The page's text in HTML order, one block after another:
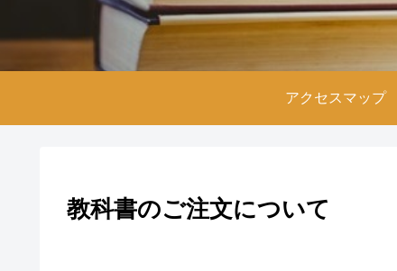
アクセスマップ
教科書のご注文について